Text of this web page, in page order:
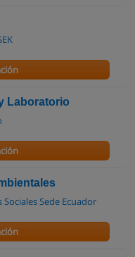
Laboratorio
Sede Ecuador